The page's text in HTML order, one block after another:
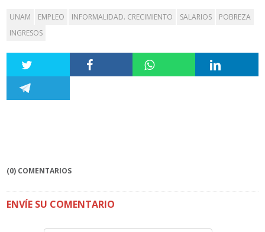
UNAM EMPLEO INFORMALIDAD. CRECIMIENTO SALARIOS
POBREZA
INGRESOS
(0) COMENTARIOS
ENVÍE SU COMENTARIO